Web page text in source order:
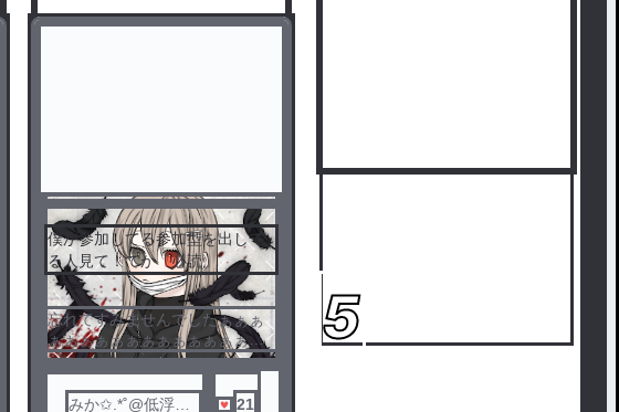
4 5
僕が参加してる参加型を出して
る人見て！てか「必読」
忘れてすみませんでしたぁぁぁ
ぁぁぁぁぁぁぁぁぁぁぁぁぁぁ
ぁぁぁぁぁぁぁぁぁぁぁぁぁ(´；
ω；｀)
みか✩.*˚@低浮上
21